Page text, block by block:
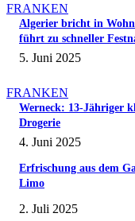
FRANKEN
Algerier bricht in
führt zu schneller
5. Juni 2025
FRANKEN
Werneck: 13-Jähriger
Drogerie
4. Juni 2025
Erfrischung aus dem
Limo
2. Juli 2025